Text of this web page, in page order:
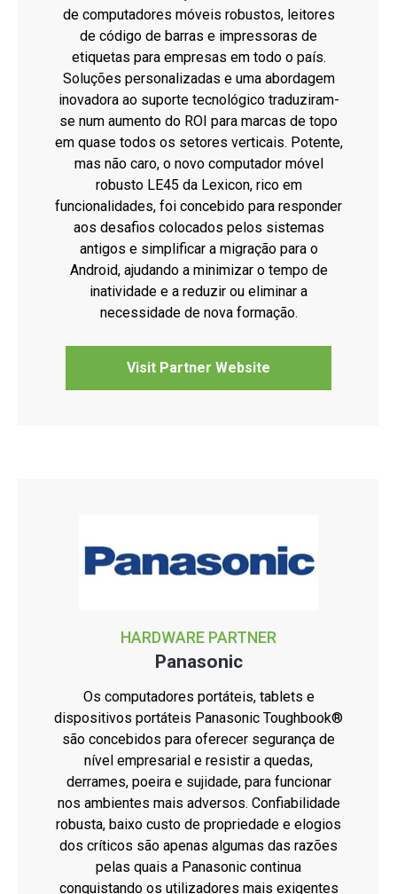
de computadores móveis robustos, leitores
de código de barras e impressoras de
etiquetas para empresas em todo o país.
Soluções personalizadas e uma abordagem
inovadora ao suporte tecnológico traduziram-
se num aumento do ROI para marcas de topo
em quase todos os setores verticais. Potente,
mas não caro, o novo computador móvel
robusto LE45 da Lexicon, rico em
funcionalidades, foi concebido para responder
aos desafios colocados pelos sistemas
antigos e simplificar a migração para o
Android, ajudando a minimizar o tempo de
inatividade e a reduzir ou eliminar a
necessidade de nova formação.
Visit Partner Website
HARDWARE PARTNER
Panasonic
Os computadores portáteis, tablets e
dispositivos portáteis Panasonic Toughbook®
são concebidos para oferecer segurança de
nível empresarial e resistir a quedas,
derrames, poeira e sujidade, para funcionar
nos ambientes mais adversos. Confiabilidade
robusta, baixo custo de propriedade e elogios
dos críticos são apenas algumas das razões
pelas quais a Panasonic continua
conquistando os utilizadores mais exigentes